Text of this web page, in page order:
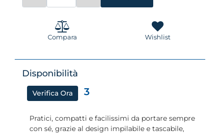
Compara Wishlist
Disponibilità
Verifica Ora 3
Pratici, compatti e facilissimi da portare sempre
con sé, grazie al design impilabile e tascabile,